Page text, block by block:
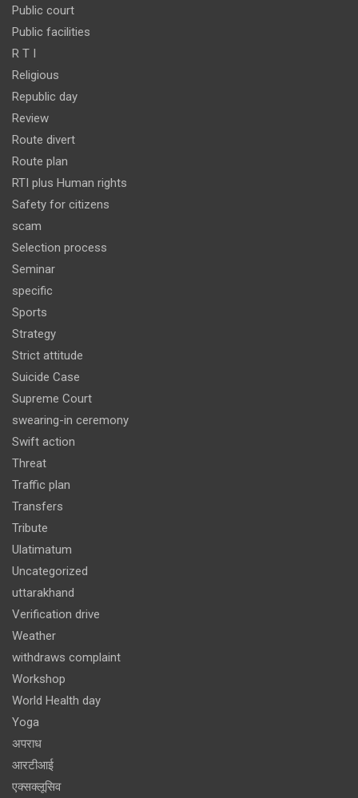
Public court
Public facilities
R T I
Religious
Republic day
Review
Route divert
Route plan
RTI plus Human rights
Safety for citizens
scam
Selection process
Seminar
specific
Sports
Strategy
Strict attitude
Suicide Case
Supreme Court
swearing-in ceremony
Swift action
Threat
Traffic plan
Transfers
Tribute
Ulatimatum
Uncategorized
uttarakhand
Verification drive
Weather
withdraws complaint
Workshop
World Health day
Yoga
अपराध
आरटीआई
एक्सक्लूसिव